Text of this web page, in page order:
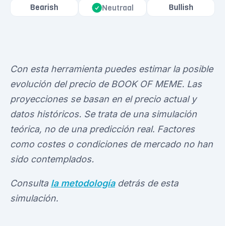
Bearish Neutraal Bullish
Con esta herramienta puedes estimar la posible
evolución del precio de BOOK OF MEME. Las
proyecciones se basan en el precio actual y
datos históricos. Se trata de una simulación
teórica, no de una predicción real. Factores
como costes o condiciones de mercado no han
sido contemplados.
Consulta la metodologíadetrás de esta
simulación.